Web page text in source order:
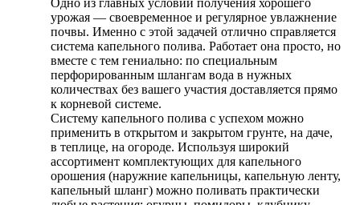
урожая — своевременное и регулярное увлажнение
почвы. Именно с этой задачей отлично справляется
система капельного полива. Работает она просто, но
вместе с тем гениально: по специальным
перфорированным шлангам вода в нужных
количествах без вашего участия доставляется прямо
к корневой системе.
Систему капельного полива с успехом можно
применить в открытом и закрытом грунте, на даче,
в теплице, на огороде. Используя широкий
ассортимент комплектующих для капельного
орошения (наружние капельницы, капельную ленту,
капельный шланг) можно поливать практически